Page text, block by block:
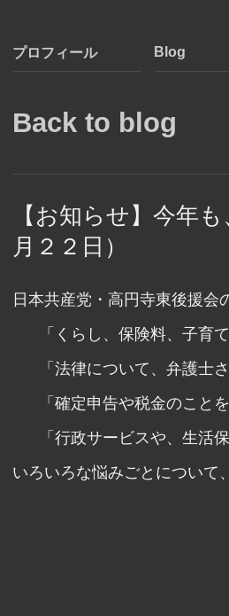
プロフィール Blog
Back to blog
【お知らせ】今年
月２２日）
日本共産党・高円寺東後援
「くらし、保険料、子育
「法律について、弁護士
「確定申告や税金のこと
「行政サービスや、生活
いろいろな悩みごとについて